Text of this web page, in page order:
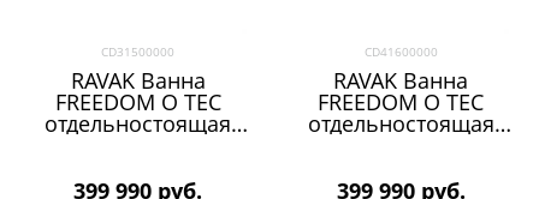
CD31500000
RAVAK Ванна
FREEDOM O TEC
отдельностоящая
БЕЛЫЙ)
399 990 руб.
CD41600000
RAVAK Ванна
FREEDOM O TEC
отдельностоящая
БЕЛЫЙ)
399 990 руб.